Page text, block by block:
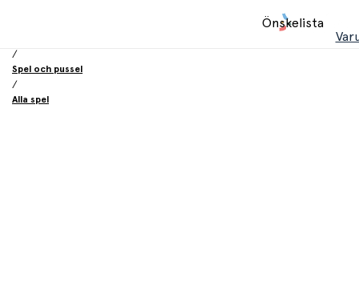
Önskelista
/
Spel och pussel
/
Alla spel